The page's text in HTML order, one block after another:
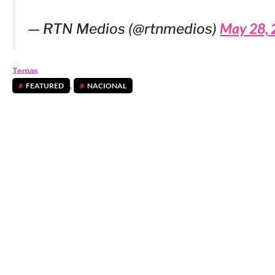
— RTN Medios (@rtnmedios)May 28,
Temas
FEATURED , NACIONAL